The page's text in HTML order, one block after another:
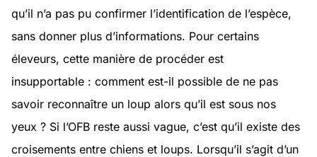
qu’il n’a pas pu confirmer l’identification de l’espèce,
sans donner plus d’informations. Pour certains
éleveurs, cette manière de procéder est
insupportable : comment est-il possible de ne pas
savoir reconnaître un loup alors qu’il est sous nos
yeux ? Si l’OFB reste aussi vague, c’est qu’il existe des
croisements entre chiens et loups. Lorsqu’il s’agit d’un